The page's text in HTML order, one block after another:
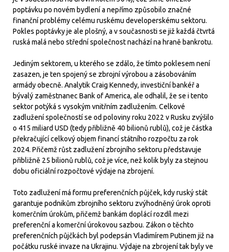
poptávku po novém bydlení a nepřímo způsobilo značné
finanční problémy celému ruskému developerskému sektoru.
Pokles poptávky je ale plošný, a v současnosti se již každá čtvrtá
ruská malá nebo střední společnost nachází na hraně bankrotu.
Jediným sektorem, u kterého se zdálo, že tímto poklesem není
zasazen, je ten spojený se zbrojní výrobou a zásobováním
armády obecně. Analytik Craig Kennedy, investiční bankéř a
bývalý zaměstnanec Bank of America, ale odhalil, že se i tento
sektor potýká s vysokým vnitřním zadlužením. Celkové
zadlužení společností se od poloviny roku 2022 v Rusku zvýšilo
o 415 miliard USD (tedy přibližně 40 bilionů rublů), což je částka
překračující celkový objem financí státního rozpočtu za rok
2024. Přičemž růst zadlužení zbrojního sektoru představuje
přibližně 25 bilionů rublů, což je více, než kolik byly za stejnou
dobu oficiální rozpočtové výdaje na zbrojení.
Toto zadlužení má formu preferenčních půjček, kdy ruský stát
garantuje podnikům zbrojního sektoru zvýhodněný úrok oproti
komerčním úrokům, přičemž bankám doplácí rozdíl mezi
preferenční a komerční úrokovou sazbou. Zákon o těchto
preferenčních půjčkách byl podepsán Vladimírem Putinem již na
počátku ruské invaze na Ukrajinu. Výdaje na zbrojení tak byly ve